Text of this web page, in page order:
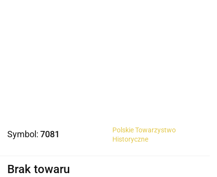
Symbol: 7081
Polskie Towarzystwo
Historyczne
Brak towaru